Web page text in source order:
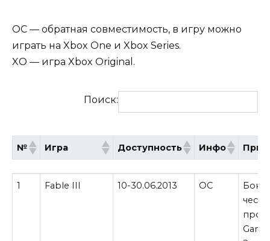
ОС — обратная совместимость, в игру можно
играть на Xbox One и Xbox Series.
XO — игра Xbox Original.
Поиск:
№ Игра Доступность Инфо
№ Игра Доступность Инфо
1 Fable III 10-30.06.2013 ОС